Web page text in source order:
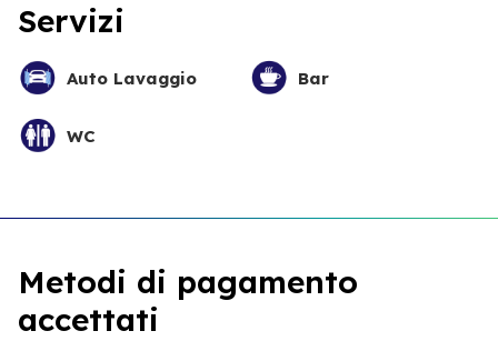
Servizi
Auto Lavaggio Bar
WC
Metodi di pagamento
accettati